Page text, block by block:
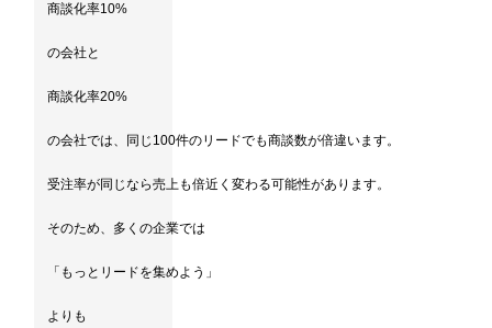
商談化率10%
の会社と
商談化率20%
の会社では、同じ100件のリードでも商談数が倍違います。
受注率が同じなら売上も倍近く変わる可能性があります。
そのため、多くの企業では
「もっとリードを集めよう」
よりも